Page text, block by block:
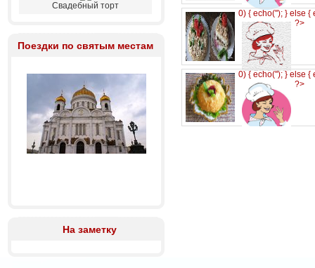
Свадебный торт
Поездки по святым местам
На заметку
0) { echo(''); } else {
?>
0) { echo(''); } else {
?>